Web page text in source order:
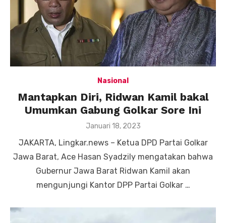
Nasional
Mantapkan Diri, Ridwan Kamil bakal
Umumkan Gabung Golkar Sore Ini
Posted
Januari 18, 2023
JAKARTA, Lingkar.news – Ketua DPD Partai Golkar
Jawa Barat, Ace Hasan Syadzily mengatakan bahwa
Gubernur Jawa Barat Ridwan Kamil akan
mengunjungi Kantor DPP Partai Golkar …